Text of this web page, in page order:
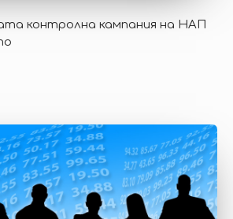
контролна кампания на НАП